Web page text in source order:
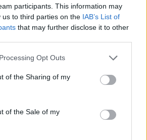
participants. This information may
us to third parties on the IAB’s List of
that may further disclose it to other
Opt Outs
of the Sharing of my
of the Sale of my
αριθμός και
από τον
των